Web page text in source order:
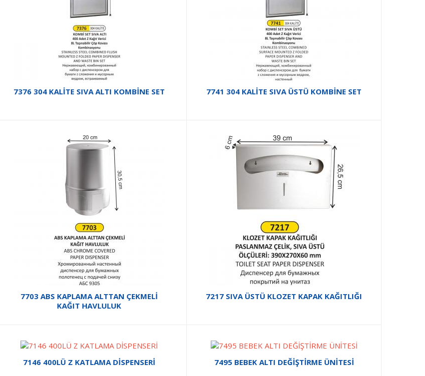
7376 304 KALİTE SIVA ALTI KOMBİNE SET 7741 304 KALİTE SIVA ÜSTÜ KOMBİNE SET
7703 ABS KAPLAMA ALTTAN ÇEKMELİ
KAĞIT HAVLULUK
7217 SIVA ÜSTÜ KLOZET KAPAK KAĞITLIĞI
7146 400LÜ Z KATLAMA DİSPENSERİ 7495 BEBEK ALTI DEĞİŞTİRME ÜNİTESİ